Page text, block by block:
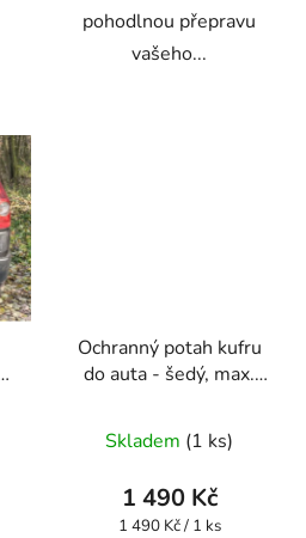
pohodlnou přepravu
vašeho...
Ochranný potah kufru
do auta - šedý, max.
Skladem (1 ks)
1 490 Kč
Měrná
1 490 Kč / 1 ks